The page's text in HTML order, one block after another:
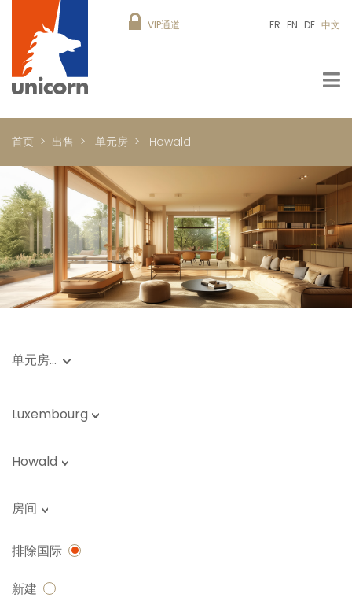
VIP通道 FR EN DE 中文
首页 出售 单元房 Howald
单元房…
Luxembourg
Howald
房间
排除国际
新建